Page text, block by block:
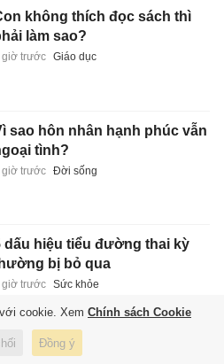
không thích đọc sách thì
làm sao?
giờ trước Giáo dục
sao hôn nhân hạnh phúc vẫn
tình?
giờ trước Đời sống
dấu hiệu tiểu đường thai kỳ
bị bỏ qua
giờ trước Sức khỏe
Camera AI truy vết tài xế xe tải
cookie. Xem Chính sách Cookie
Đồng ý